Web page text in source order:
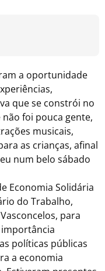
a oportunidade
que se constrói no
foi pouca gente,
musicais,
as crianças, afinal
num belo sábado
Economia Solidária
do Trabalho,
para
políticas públicas
a economia